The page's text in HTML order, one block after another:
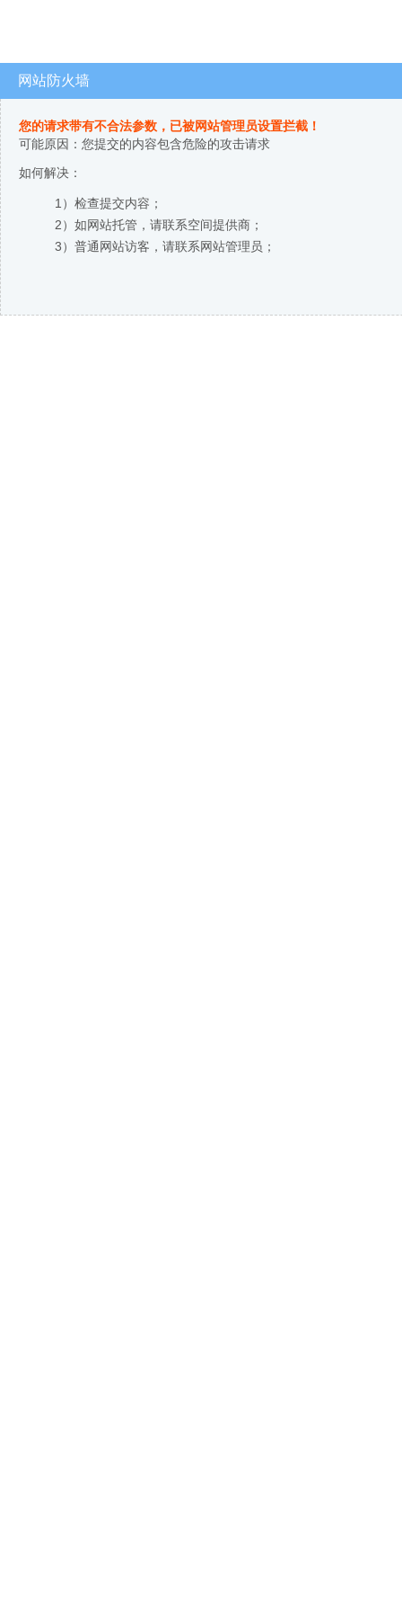
网站防火墙
您的请求带有不合法参数，已被网站管理员设置拦截！
可能原因：您提交的内容包含危险的攻击请求
如何解决：
1）检查提交内容；
2）如网站托管，请联系空间提供商；
3）普通网站访客，请联系网站管理员；